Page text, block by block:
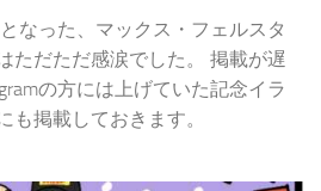
なった、マックス・フェルスタ
ただただ感涙でした。 掲載が遅
の方には上げていた記念イラ
も掲載しておきます。